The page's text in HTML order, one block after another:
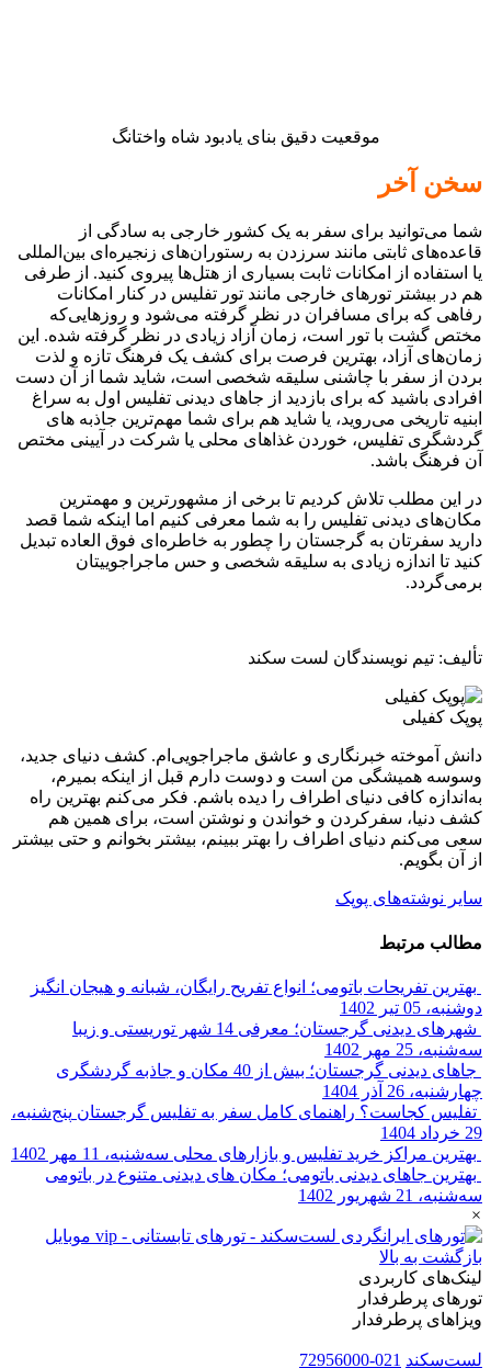
موقعیت دقیق بنای یادبود شاه واختانگ
سخن آخر
شما می‌توانید برای سفر به یک کشور خارجی به‌ سادگی از
قاعده‌های ثابتی مانند سرزدن به رستوران‌های زنجیره‌ای بین‌المللی
یا استفاده از امکانات ثابت بسیاری از هتل‌ها پیروی کنید. از طرفی
هم در بیشتر تورهای خارجی مانند تور تفلیس در کنار امکانات
رفاهی که برای مسافران در نظر گرفته‌ می‌شود و روزهایی‌که
مختص گشت با تور است، زمان آزاد زیادی در نظر گرفته شده. این
زمان‌های آزاد، بهترین فرصت برای کشف یک فرهنگ تازه و لذت
بردن از سفر با چاشنی سلیقه شخصی است،‌ شاید شما از آن دست
افرادی باشید که برای بازدید از جاهای دیدنی تفلیس اول به سراغ
ابنیه تاریخی می‌روید،‌ یا شاید هم برای شما مهم‌ترین جاذبه های
گردشگری تفلیس، خوردن غذاهای محلی یا شرکت در آیینی مختص
آن فرهنگ باشد.
در این مطلب تلاش کردیم تا برخی از مشهورترین و مهمترین
مکان‌های دیدنی تفلیس را به شما معرفی کنیم اما اینکه شما قصد
دارید سفرتان به گرجستان را چطور به خاطره‌ای فوق العاده تبدیل
کنید تا اندازه زیادی به سلیقه شخصی و حس ماجراجوییتان
برمی‌گردد.
تألیف: تیم نویسندگان لست سکند
پوپک کفیلی
دانش آموخته خبرنگاری و عاشق ماجراجویی‌ام. کشف دنیای جدید،
وسوسه همیشگی من است و دوست دارم قبل از اینکه بمیرم،
به‌اندازه کافی دنیای اطراف را دیده باشم. فکر می‌کنم بهترین راه
کشف دنیا، سفرکردن و خواندن و نوشتن است، برای همین هم
سعی می‌کنم دنیای اطراف را بهتر ببینم، بیشتر بخوانم و حتی بیشتر
از آن بگویم.
سایر نوشته‌های پوپک
مطالب مرتبط
بهترین تفریحات باتومی؛ انواع تفریح رایگان، شبانه و هیجان انگیز
دوشنبه، 05 تیر 1402
سه‌شنبه، 25 مهر 1402
جاهای دیدنی گرجستان؛ بیش از 40 مکان و جاذبه گردشگری
چهارشنبه، 26 آذر 1404
تفلیس کجاست؟ راهنمای کامل سفر به تفلیس گرجستان پنج‌شنبه،
29 خرداد 1404
بهترین مراکز خرید تفلیس و بازارهای محلی سه‌شنبه، 11 مهر 1402
بهترین جاهای دیدنی باتومی؛ مکان های دیدنی متنوع در باتومی
سه‌شنبه، 21 شهریور 1402
×
بازگشت به بالا
لینک‌های کاربردی
تورهای پرطرفدار
ویزاهای پرطرفدار
لست‌سکند 021-72956000